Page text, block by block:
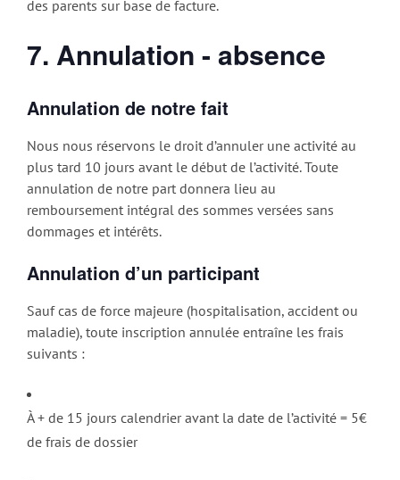
des parents sur base de facture.
7. Annulation - absence
Annulation de notre fait
Nous nous réservons le droit d’annuler une activité au
plus tard 10 jours avant le début de l’activité. Toute
annulation de notre part donnera lieu au
remboursement intégral des sommes versées sans
dommages et intérêts.
Annulation d’un participant
Sauf cas de force majeure (hospitalisation, accident ou
maladie), toute inscription annulée entraîne les frais
suivants :
À + de 15 jours calendrier avant la date de l’activité = 5€
de frais de dossier